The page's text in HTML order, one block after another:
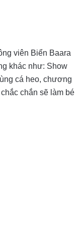
viên Biển Baara
khác như: Show
cá heo, chương
chắn sẽ làm bé